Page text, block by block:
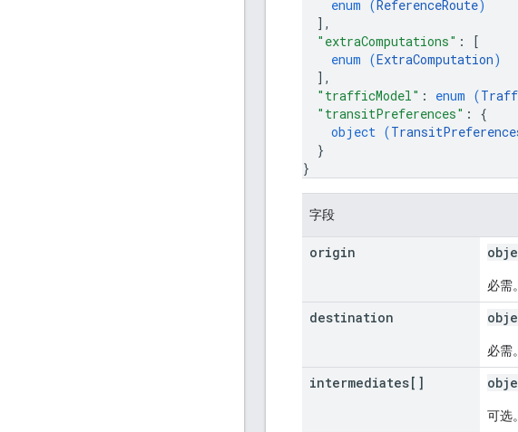
enum (ReferenceRoute)
] ,
"extraComputations" :
[
enum (ExtraComputation)
] ,
"trafficModel" : enum (
"transitPreferences" : {
object (
}
}
字段
origin
必需
destination
必需
intermediates[]
可选